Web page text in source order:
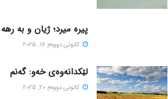
پیره میرد؛ ژیان و به
كانونی دووه‌م 16, 2025
لێکدانەوەی خەو: گەنم
كانونی دووه‌م 20, 2025